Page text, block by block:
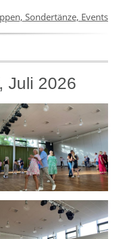
Sondertänze, Events
Juli 2026